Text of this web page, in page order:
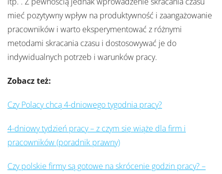
mieć pozytywny wpływ na produktywność i zaangażowanie
pracowników i warto eksperymentować z różnymi
metodami skracania czasu i dostosowywać je do
indywidualnych potrzeb i warunków pracy.
Zobacz też:
Czy Polacy chcą 4-dniowego tygodnia pracy?
4-dniowy tydzień pracy – z czym się wiąże dla firm i
pracowników (poradnik prawny)
Czy polskie firmy są gotowe na skrócenie godzin pracy? –